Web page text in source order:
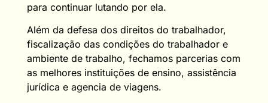
para continuar lutando por ela.
Além da defesa dos direitos do trabalhador,
fiscalização das condições do trabalhador e
ambiente de trabalho, fechamos parcerias com
as melhores instituições de ensino, assistência
jurídica e agencia de viagens.